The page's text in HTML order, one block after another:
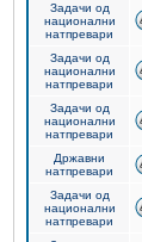
Задачи од
национални
натпревари
Задачи од
национални
натпревари
Задачи од
национални
натпревари
Државни
натпревари
Задачи од
национални
натпревари